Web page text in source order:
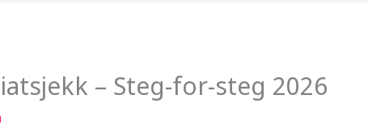
– Steg-for-steg 2026